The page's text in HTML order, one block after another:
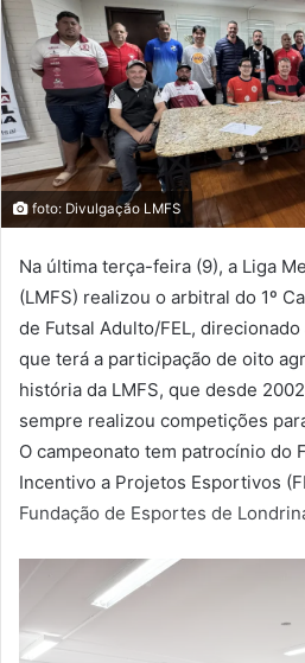
foto: Divulgação LMFS
Na última terça-feira (9), a Liga
(LMFS) realizou o arbitral do 1º
de Futsal Adulto/FEL,
que terá a participação de oito
história da LMFS, que desde
sempre realizou competições
O campeonato tem patrocínio do
Incentivo a Projetos Esportivos
Fundação de Esportes de